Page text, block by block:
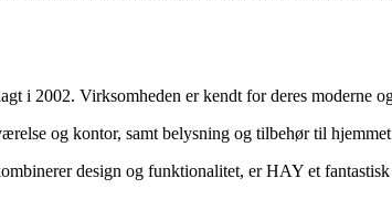
i 2002. Virksomheden er kendt for deres moderne
og kontor, samt belysning og tilbehør til
design og funktionalitet, er HAY et